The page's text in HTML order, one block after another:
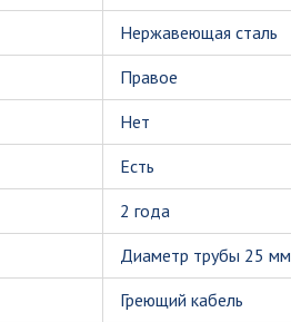
Нержавеющая сталь
Правое
Нет
Есть
2 года
Диаметр трубы 25 мм
Греющий кабель